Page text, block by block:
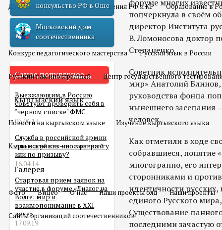
Двойное гражданство Отношения РФ и КР Образование в
Русский язык
Конкурс педагогического мастерства Русский язык в России
Русский как иностранный Центр государственного
Кыргызский язык
Новости на кыргызском языке Изучение кыргызского языка
Кыргызский как иностранный
Галерея
Фото Видео О нас Наши проекты олд Наши проекты
Сайты организаций соотечественников
консульство РФ в Оше
Московский дом
соотечественника
Самое популярное
Выезжающим в Россию
советуют проверить себя в
"черном списке" ФМС
03.06.14
Служба в российской армии
для мигранта – по контракту
или по призыву?
16.04.14
Стартовал прием заявок на
участие в форуме «Диалог на
Волге: мир и
взаимопонимание в XXI
веке»
17.09.19
форуме многих
подчеркнула в своём
директор Института
В. Ломоносова доктор
Степаненко.
Советник
мир» Анатолий
руководства фонда
нынешнего заседания
человек.
Как отметили в ходе
собравшиеся, понятие
многогранно, его
сторонниками и
идентичности
единого Русского
Существование
последними зачастую